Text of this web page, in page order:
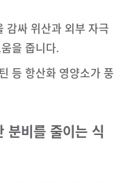
감싸 위산과 외부 자극
을 줍니다.
등 항산화 영양소가 풍
분비를 줄이는 식